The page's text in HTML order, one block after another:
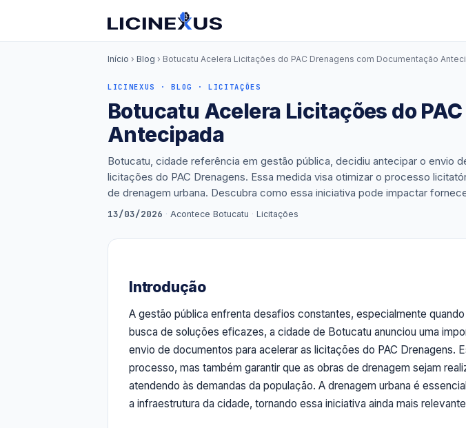
Início › Blog › Botucatu Acelera Licitações do PAC Drenagens com Documentação
LICINEXUS · BLOG · LICITAÇÕES
Botucatu Acelera Licitações do
Antecipada
Botucatu, cidade referência em gestão pública, decidiu antecipar o envio
licitações do PAC Drenagens. Essa medida visa otimizar o processo
de drenagem urbana. Descubra como essa iniciativa pode impactar
13/03/2026 · Acontece Botucatu · Licitações
Introdução
A gestão pública enfrenta desafios constantes, especialmente
busca de soluções eficazes, a cidade de Botucatu anunciou uma
envio de documentos para acelerar as licitações do PAC Drenagens.
processo, mas também garantir que as obras de drenagem sejam
atendendo às demandas da população. A drenagem urbana é
a infraestrutura da cidade, tornando essa iniciativa ainda mais